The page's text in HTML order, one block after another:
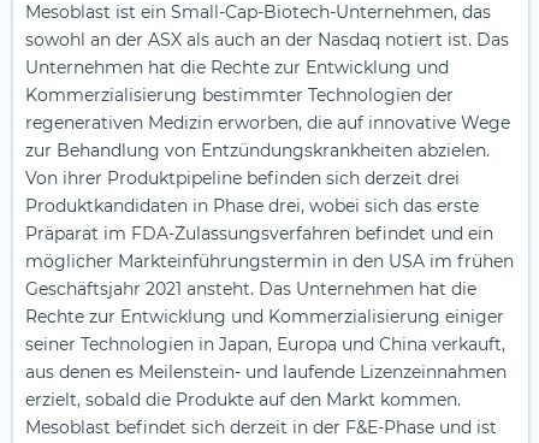
Mesoblast ist ein Small-Cap-Biotech-Unternehmen, das
sowohl an der ASX als auch an der Nasdaq notiert ist. Das
Unternehmen hat die Rechte zur Entwicklung und
Kommerzialisierung bestimmter Technologien der
regenerativen Medizin erworben, die auf innovative Wege
zur Behandlung von Entzündungskrankheiten abzielen.
Von ihrer Produktpipeline befinden sich derzeit drei
Produktkandidaten in Phase drei, wobei sich das erste
Präparat im FDA-Zulassungsverfahren befindet und ein
möglicher Markteinführungstermin in den USA im frühen
Geschäftsjahr 2021 ansteht. Das Unternehmen hat die
Rechte zur Entwicklung und Kommerzialisierung einiger
seiner Technologien in Japan, Europa und China verkauft,
aus denen es Meilenstein- und laufende Lizenzeinnahmen
erzielt, sobald die Produkte auf den Markt kommen.
Mesoblast befindet sich derzeit in der F&E-Phase und ist